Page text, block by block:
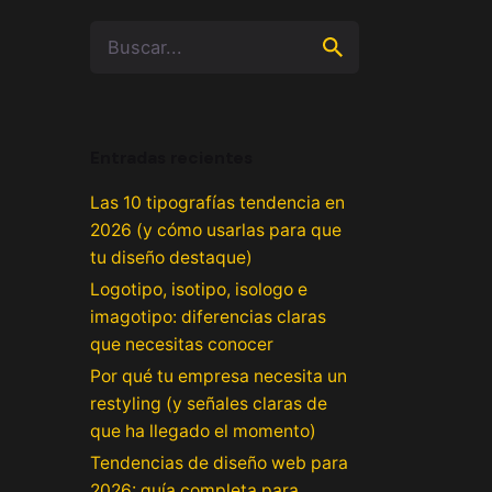
por
Las 10 tipografías tendencia en
2026 (y cómo usarlas para que
tu diseño destaque)
Logotipo, isotipo, isologo e
imagotipo: diferencias claras
que necesitas conocer
Por qué tu empresa necesita un
restyling (y señales claras de
que ha llegado el momento)
Tendencias de diseño web para